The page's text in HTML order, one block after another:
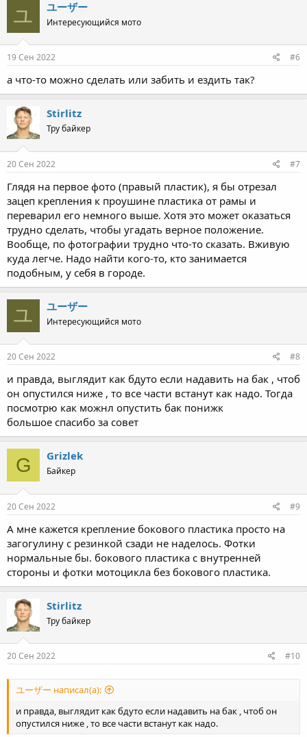
ユ ユーザー
Интересующийся мото
19 Сен 2022 #6
а что-то можно сделать или забить и ездить так?
Stirlitz
Тру байкер
20 Сен 2022 #7
Глядя на первое фото (правый пластик), я бы отрезал
зацеп крепления к проушине пластика от рамы и
переварил его немного выше. Хотя это может оказаться
трудно сделать, чтобы угадать верное положение.
Вообще, по фотографии трудно что-то сказать. Вживую
куда легче. Надо найти кого-то, кто занимается
подобным, у себя в городе.
ユ ユーザー
Интересующийся мото
20 Сен 2022 #8
и правда, выглядит как бдуто если надавить на бак , чтоб
он опустился ниже , то все части встанут как надо. Тогда
посмотрю как можнл опустить бак понижк
большое спасибо за совет
G Grizlek
Байкер
20 Сен 2022 #9
А мне кажется крепление бокового пластика просто на
загогулину с резинкой сзади не наделось. Фотки
нормальные бы. бокового пластика с внутренней
стороны и фотки мотоцикла без бокового пластика.
Stirlitz
Тру байкер
20 Сен 2022 #10
ユーザー написал(а):
и правда, выглядит как бдуто если надавить на бак , чтоб он
опустился ниже , то все части встанут как надо.